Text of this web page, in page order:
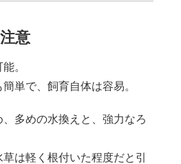
意
。
単で、飼育自体は容易。
多めの水換えと、強力なろ
は軽く根付いた程度だと引